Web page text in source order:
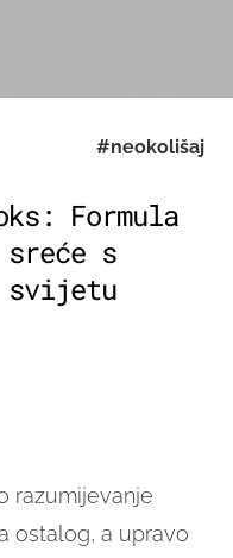
#neokolišaj
Formula
s
svijetu
razumijevanje
ostalog, a upravo